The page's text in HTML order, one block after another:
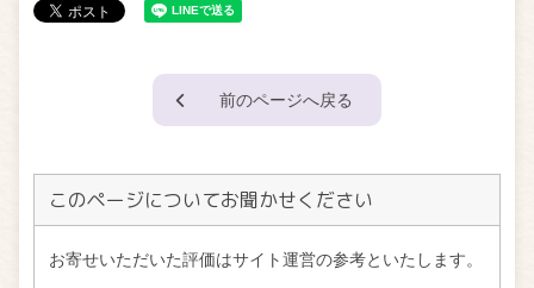
前のページへ戻る
このページについてお聞かせください